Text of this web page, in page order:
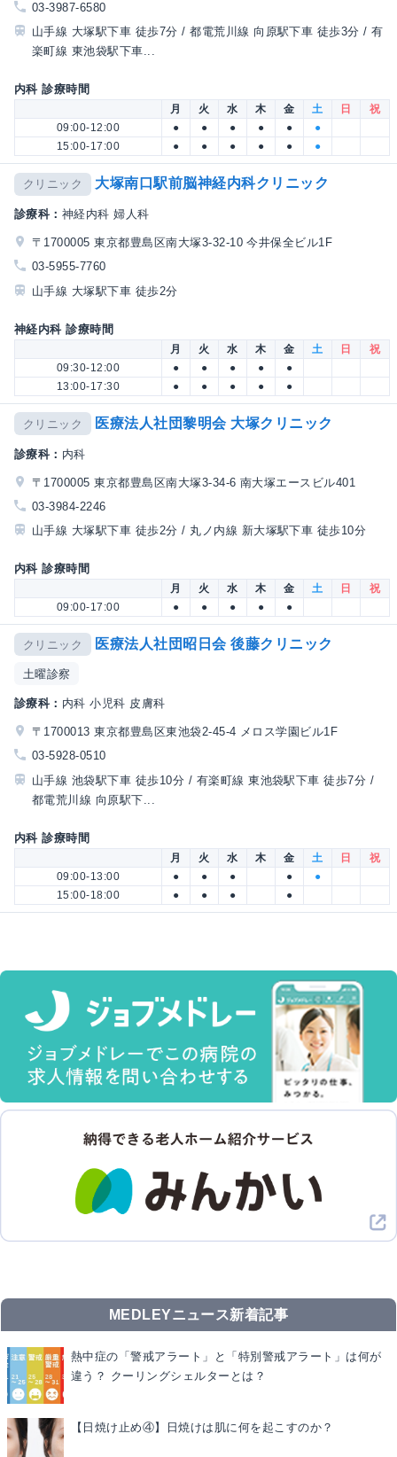
03-3987-6580
山手線 大塚駅下車 徒歩7分 / 都電荒川線 向原駅下車 徒歩3分 / 有
楽町線 東池袋駅下車...
内科 診療時間
月 火 水 木 金 土 日
祝
09:00-12:00
● ● ● ● ●
●
15:00-17:00
● ● ● ● ● ●
クリニック 大塚南口駅前脳神経内科クリニック
診療科： 神経内科 婦人科
〒1700005 東京都豊島区南大塚3-32-10 今井保全ビル1F
03-5955-7760
山手線 大塚駅下車 徒歩2分
神経内科 診療時間
月 火 水 木 金 土 日
祝
09:30-12:00
● ● ● ●
●
13:00-17:30
● ● ● ● ●
クリニック 医療法人社団黎明会 大塚クリニック
診療科： 内科
〒1700005 東京都豊島区南大塚3-34-6 南大塚エースビル401
03-3984-2246
山手線 大塚駅下車 徒歩2分 / 丸ノ内線 新大塚駅下車 徒歩10分
内科 診療時間
月 火 水 木 金 土 日
祝
09:00-17:00
● ● ● ● ●
クリニック 医療法人社団昭日会 後藤クリニック
土曜診察
診療科： 内科 小児科 皮膚科
〒1700013 東京都豊島区東池袋2-45-4 メロス学園ビル1F
03-5928-0510
山手線 池袋駅下車 徒歩10分 / 有楽町線 東池袋駅下車 徒歩7分 /
都電荒川線 向原駅下...
内科 診療時間
月 火 水 木 金 土 日
祝
09:00-13:00
● ● ● ●
●
15:00-18:00
● ● ● ●
MEDLEYニュース新着記事
熱中症の「警戒アラート」と「特別警戒アラート」は何が
違う？ クーリングシェルターとは？
【日焼け止め④】日焼けは肌に何を起こすのか？